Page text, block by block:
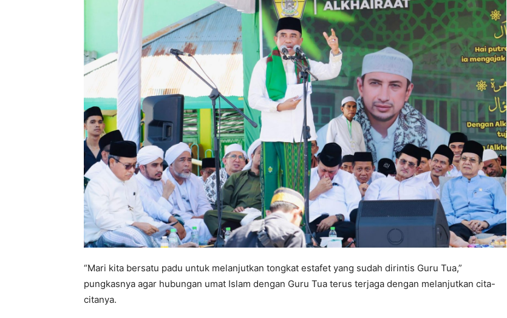
“Mari kita bersatu padu untuk melanjutkan tongkat estafet yang sudah dirintis Guru Tua,”
pungkasnya agar hubungan umat Islam dengan Guru Tua terus terjaga dengan melanjutkan cita-
citanya.